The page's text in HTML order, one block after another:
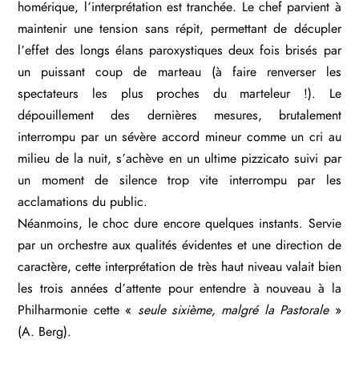
homérique, l’interprétation est tranchée. Le chef parvient à
maintenir une tension sans répit, permettant de décupler
l’effet des longs élans paroxystiques deux fois brisés par
un puissant coup de marteau (à faire renverser les
spectateurs les plus proches du marteleur !). Le
dépouillement des dernières mesures, brutalement
interrompu par un sévère accord mineur comme un cri au
milieu de la nuit, s’achève en un ultime pizzicato suivi par
un moment de silence trop vite interrompu par les
acclamations du public.
Néanmoins, le choc dure encore quelques instants. Servie
par un orchestre aux qualités évidentes et une direction de
caractère, cette interprétation de très haut niveau valait bien
les trois années d’attente pour entendre à nouveau à la
Philharmonie cette « seule sixième, malgré la Pastorale»
(A. Berg).